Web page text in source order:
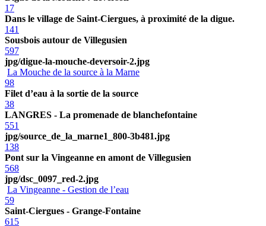
17
Dans le village de Saint-Ciergues, à proximité de la digue.
141
Sousbois autour de Villegusien
597
jpg/digue-la-mouche-deversoir-2.jpg
La Mouche de la source à la Marne
98
Filet d’eau à la sortie de la source
38
LANGRES - La promenade de blanchefontaine
551
jpg/source_de_la_marne1_800-3b481.jpg
138
Pont sur la Vingeanne en amont de Villegusien
568
jpg/dsc_0097_red-2.jpg
La Vingeanne - Gestion de l’eau
59
Saint-Ciergues - Grange-Fontaine
615